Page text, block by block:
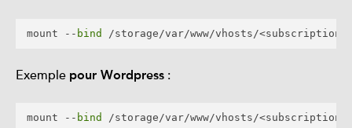
mount -- bind
Exemple pour Wordpress :
mount -- bind